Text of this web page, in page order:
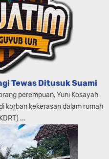
Tewas Ditusuk Suami
perempuan, Yuni Kosayah
korban kekerasan dalam rumah
...